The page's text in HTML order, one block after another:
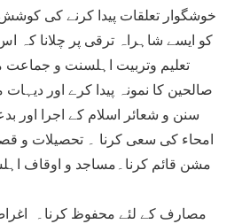
خوشگوار تعلقات پیدا کرنے کی کوشش
کو ایسے شاہراہ ترقی پر چلانا کہ
تعلیم وتربیت اہلسنت و
صالحین کا نمونہ پیدا کرے اور
سنن و شعائر اسلام کے اجرا اور
امحاء کی سعی کرنا ۔ تحصیلات و
مشن قائم کرنا۔مساجد و اوقاف
مصارف کے لئے محفوظ کرنا۔